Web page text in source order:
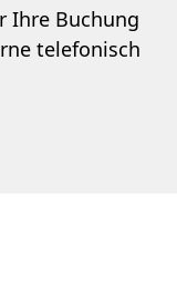
Ihre Buchung
telefonisch